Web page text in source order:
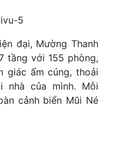
đại, Mường Thanh
tầng với 155 phòng,
giác ấm cúng, thoải
nhà của mình. Mỗi
cảnh biển Mũi Né